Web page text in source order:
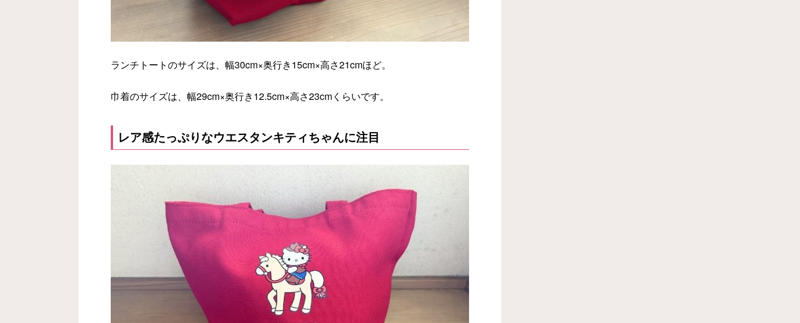
ランチトートのサイズは、幅30cm×奥行き15cm×高さ21cmほど。
巾着のサイズは、幅29cm×奥行き12.5cm×高さ23cmくらいです。
レア感たっぷりなウエスタンキティちゃんに注目